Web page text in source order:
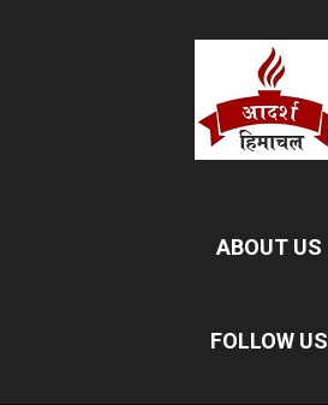
ABOUT US
FOLLOW US